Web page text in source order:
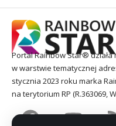
Portal Rainbow Star®
w warstwie tematycznej
stycznia 2023 roku marka
na terytorium RP (R.363069,